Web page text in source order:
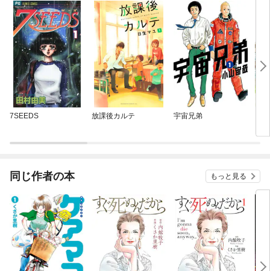
7SEEDS 放課後カルテ 宇宙兄弟
同じ作者の本 もっと見る